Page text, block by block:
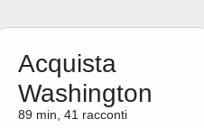
Acquista
Washington
89 min, 41 racconti